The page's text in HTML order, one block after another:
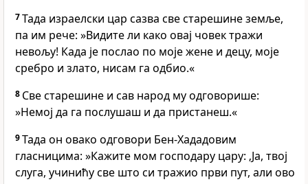
7Тада израелски цар сазва све старешине земље,
па им рече: »Видите ли како овај човек тражи
невољу! Када је послао по моје жене и децу, моје
сребро и злато, нисам га одбио.«
8 Све старешине и сав народ му одговорише:
»Немој да га послушаш и да пристанеш.«
9Тада он овако одговори Бен-Хададовим
гласницима: »Кажите мом господару цару: ‚Ја, твој
слуга, учинићу све што си тражио први пут, али ово